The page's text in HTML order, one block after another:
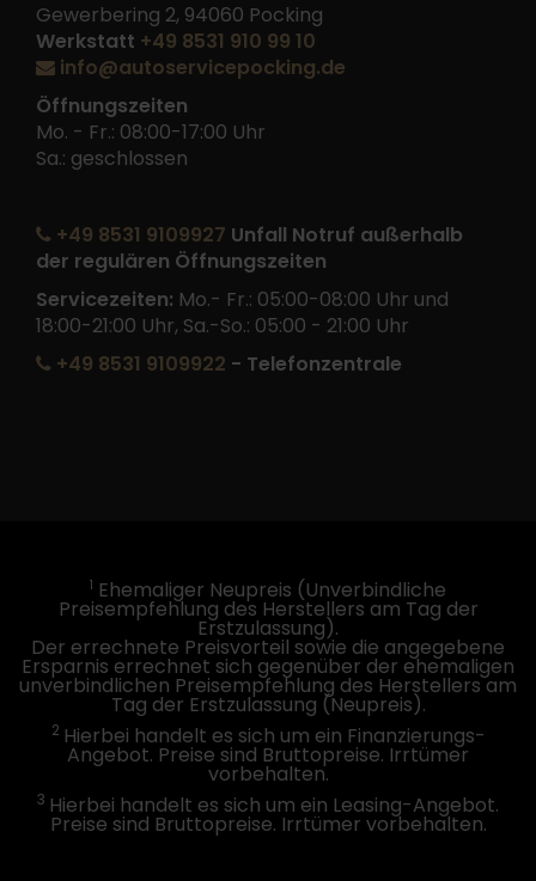
Gewerbering 2, 94060 Pocking
Werkstatt +49 8531 910 99 10
info@autoservicepocking.de
Öffnungszeiten
Mo. - Fr.: 08:00-17:00 Uhr
Sa.: geschlossen
+49 8531 9109927 Unfall Notruf außerhalb
der regulären Öffnungszeiten
Servicezeiten: Mo.- Fr.: 05:00-08:00 Uhr und
18:00-21:00 Uhr, Sa.-So.: 05:00 - 21:00 Uhr
+49 8531 9109922 - Telefonzentrale
1 Ehemaliger Neupreis (Unverbindliche
Preisempfehlung des Herstellers am Tag der
Erstzulassung).
Der errechnete Preisvorteil sowie die angegebene
Ersparnis errechnet sich gegenüber der ehemaligen
unverbindlichen Preisempfehlung des Herstellers am
Tag der Erstzulassung (Neupreis).
2 Hierbei handelt es sich um ein Finanzierungs-
Angebot. Preise sind Bruttopreise. Irrtümer
vorbehalten.
3 Hierbei handelt es sich um ein Leasing-Angebot.
Preise sind Bruttopreise. Irrtümer vorbehalten.